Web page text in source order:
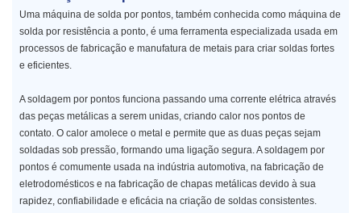
Uma máquina de solda por pontos, também conhecida como máquina de
solda por resistência a ponto, é uma ferramenta especializada usada em
processos de fabricação e manufatura de metais para criar soldas fortes
e eficientes.
A soldagem por pontos funciona passando uma corrente elétrica através
das peças metálicas a serem unidas, criando calor nos pontos de
contato. O calor amolece o metal e permite que as duas peças sejam
soldadas sob pressão, formando uma ligação segura. A soldagem por
pontos é comumente usada na indústria automotiva, na fabricação de
eletrodomésticos e na fabricação de chapas metálicas devido à sua
rapidez, confiabilidade e eficácia na criação de soldas consistentes.